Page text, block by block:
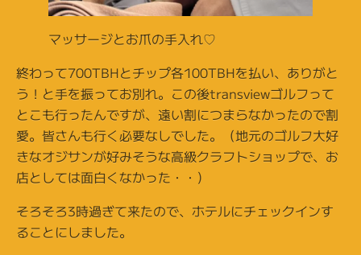
マッサージとお爪の手入れ♡
終わって700TBHとチップ各100TBHを払い、ありがと
う！と手を振ってお別れ。この後transviewゴルフって
とこも行ったんですが、遠い割につまらなかったので割
愛。皆さんも行く必要なしでした。（地元のゴルフ大好
きなオジサンが好みそうな高級クラフトショップで、お
店としては面白くなかった・・）
そろそろ3時過ぎて来たので、ホテルにチェックインす
ることにしました。